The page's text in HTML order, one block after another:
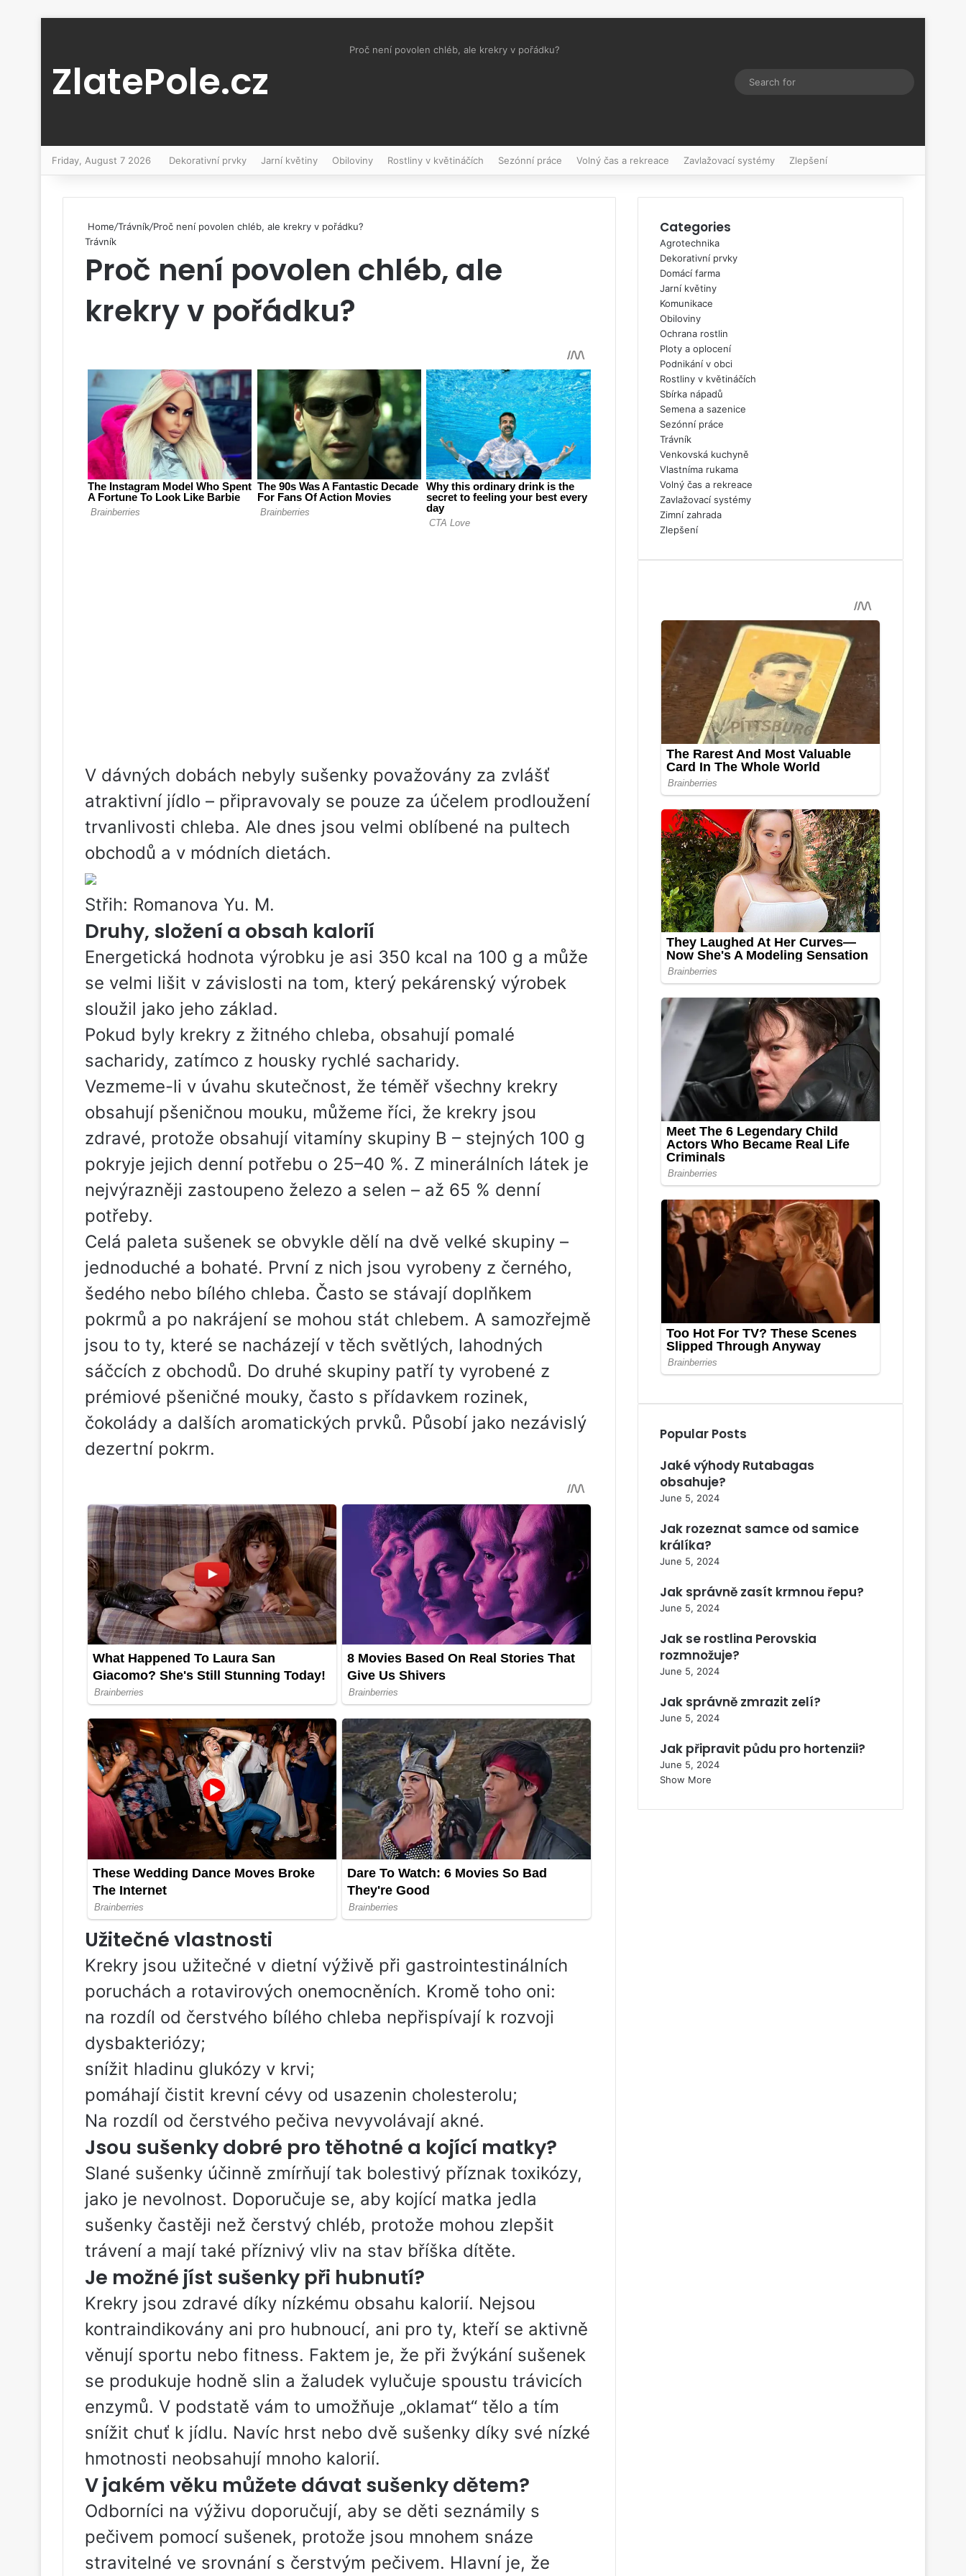
ZlatePole.cz
Proč není povolen chléb, ale krekry v pořádku?
Switch skin
Friday, August 7 2026 Dekorativní prvky Jarní květiny Obiloviny Rostliny v květináčích Sezónní práce Volný čas a rekreace Zavlažovací systémy Zlepšení
Home/Trávník/Proč není povolen chléb, ale krekry v pořádku?
Trávník
Proč není povolen chléb, ale
krekry v pořádku?
V dávných dobách nebyly sušenky považovány za zvlášť
atraktivní jídlo – připravovaly se pouze za účelem prodloužení
trvanlivosti chleba. Ale dnes jsou velmi oblíbené na pultech
obchodů a v módních dietách.
Střih: Romanova Yu. M.
Druhy, složení a obsah kalorií
Energetická hodnota výrobku je asi 350 kcal na 100 g a může
se velmi lišit v závislosti na tom, který pekárenský výrobek
sloužil jako jeho základ.
Pokud byly krekry z žitného chleba, obsahují pomalé
sacharidy, zatímco z housky rychlé sacharidy.
Vezmeme-li v úvahu skutečnost, že téměř všechny krekry
obsahují pšeničnou mouku, můžeme říci, že krekry jsou
zdravé, protože obsahují vitamíny skupiny B – stejných 100 g
pokryje jejich denní potřebu o 25–40 %. Z minerálních látek je
nejvýrazněji zastoupeno železo a selen – až 65 % denní
potřeby.
Celá paleta sušenek se obvykle dělí na dvě velké skupiny –
jednoduché a bohaté. První z nich jsou vyrobeny z černého, ​​
šedého nebo bílého chleba. Často se stávají doplňkem
pokrmů a po nakrájení se mohou stát chlebem. A samozřejmě
jsou to ty, které se nacházejí v těch světlých, lahodných
sáčcích z obchodů. Do druhé skupiny patří ty vyrobené z
prémiové pšeničné mouky, často s přídavkem rozinek,
čokolády a dalších aromatických prvků. Působí jako nezávislý
dezertní pokrm.
Užitečné vlastnosti
Krekry jsou užitečné v dietní výživě při gastrointestinálních
poruchách a rotavirových onemocněních. Kromě toho oni:
na rozdíl od čerstvého bílého chleba nepřispívají k rozvoji
dysbakteriózy;
snížit hladinu glukózy v krvi;
pomáhají čistit krevní cévy od usazenin cholesterolu;
Na rozdíl od čerstvého pečiva nevyvolávají akné.
Jsou sušenky dobré pro těhotné a kojící matky?
Slané sušenky účinně zmírňují tak bolestivý příznak toxikózy,
jako je nevolnost. Doporučuje se, aby kojící matka jedla
sušenky častěji než čerstvý chléb, protože mohou zlepšit
trávení a mají také příznivý vliv na stav bříška dítěte.
Je možné jíst sušenky při hubnutí?
Krekry jsou zdravé díky nízkému obsahu kalorií. Nejsou
kontraindikovány ani pro hubnoucí, ani pro ty, kteří se aktivně
věnují sportu nebo fitness. Faktem je, že při žvýkání sušenek
se produkuje hodně slin a žaludek vylučuje spoustu trávicích
enzymů. V podstatě vám to umožňuje „oklamat“ tělo a tím
snížit chuť k jídlu. Navíc hrst nebo dvě sušenky díky své nízké
hmotnosti neobsahují mnoho kalorií.
V jakém věku můžete dávat sušenky dětem?
Odborníci na výživu doporučují, aby se děti seznámily s
pečivem pomocí sušenek, protože jsou mnohem snáze
stravitelné ve srovnání s čerstvým pečivem. Hlavní je, že
Categories
Agrotechnika
Dekorativní prvky
Domácí farma
Jarní květiny
Komunikace
Obiloviny
Ochrana rostlin
Ploty a oplocení
Podnikání v obci
Rostliny v květináčích
Sbírka nápadů
Semena a sazenice
Sezónní práce
Trávník
Venkovská kuchyně
Vlastníma rukama
Volný čas a rekreace
Zavlažovací systémy
Zimní zahrada
Zlepšení
Popular Posts
Jaké výhody Rutabagas
obsahuje?
June 5, 2024
Jak rozeznat samce od samice
králíka?
June 5, 2024
Jak správně zasít krmnou řepu?
June 5, 2024
Jak se rostlina Perovskia
rozmnožuje?
June 5, 2024
Jak správně zmrazit zelí?
June 5, 2024
Jak připravit půdu pro hortenzii?
June 5, 2024
Show More